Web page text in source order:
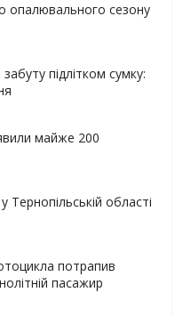
опалювального сезону
підлітком сумку:
майже 200
Тернопільській області
потрапив
пасажир